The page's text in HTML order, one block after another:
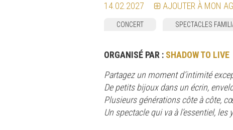
14.02.2027 AJOUTER À MON
CONCERT SPECTACLES
ORGANISÉ PAR : SHADOW TO LIVE
Partagez un moment d’intimité
De petits bijoux dans un écrin,
Plusieurs générations côte à côte,
Un spectacle qui va à l’essentiel, les